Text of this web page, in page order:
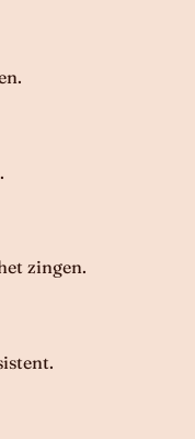
zingen.